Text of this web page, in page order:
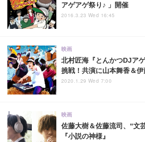
アゲアゲ祭り♪ 」開催
2016.3.23 Wed 16:45
北村匠海『とんかつDJア
挑戦！共演に山本舞香＆
映画
2020.1.29 Wed 7:00
佐藤大樹＆佐藤流司、“文
『小説の神様』
映画